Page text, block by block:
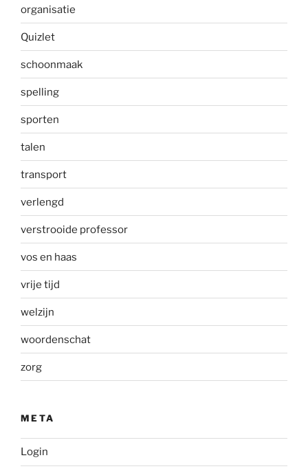
organisatie
Quizlet
schoonmaak
spelling
sporten
talen
transport
verlengd
verstrooide professor
vos en haas
vrije tijd
welzijn
woordenschat
zorg
META
Login